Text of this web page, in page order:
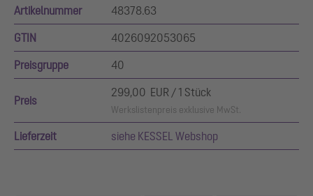
Artikelnummer 48378.63
GTIN 4026092053065
Preisgruppe 40
Preis
299,00 EUR / 1 Stück
Werkslistenpreis exklusive MwSt.
Lieferzeit siehe KESSEL Webshop